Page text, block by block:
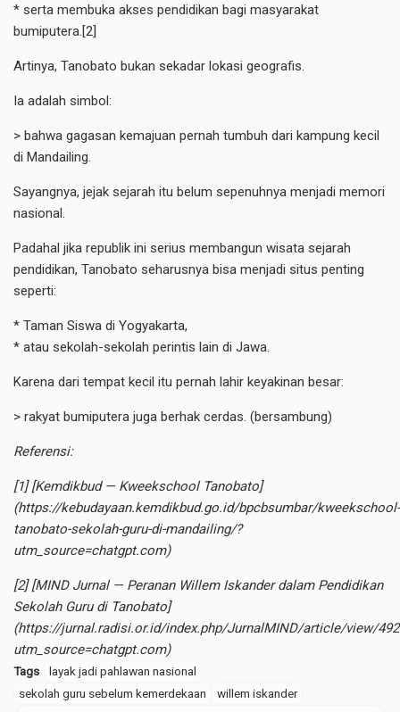
* serta membuka akses pendidikan bagi masyarakat
bumiputera.[2]
Artinya, Tanobato bukan sekadar lokasi geografis.
Ia adalah simbol:
> bahwa gagasan kemajuan pernah tumbuh dari kampung kecil
di Mandailing.
Sayangnya, jejak sejarah itu belum sepenuhnya menjadi memori
nasional.
Padahal jika republik ini serius membangun wisata sejarah
pendidikan, Tanobato seharusnya bisa menjadi situs penting
seperti:
* Taman Siswa di Yogyakarta,
* atau sekolah-sekolah perintis lain di Jawa.
Karena dari tempat kecil itu pernah lahir keyakinan besar:
> rakyat bumiputera juga berhak cerdas. (bersambung)
Referensi:
[1] [Kemdikbud — Kweekschool Tanobato]
(https://kebudayaan.kemdikbud.go.id/bpcbsumbar/kweekschool-
tanobato-sekolah-guru-di-mandailing/?
utm_source=chatgpt.com)
[2] [MIND Jurnal — Peranan Willem Iskander dalam Pendidikan
Sekolah Guru di Tanobato]
(https://jurnal.radisi.or.id/index.php/JurnalMIND/article/view/
utm_source=chatgpt.com)
Tags
layak jadi pahlawan nasional
sekolah guru sebelum kemerdekaan
willem iskander